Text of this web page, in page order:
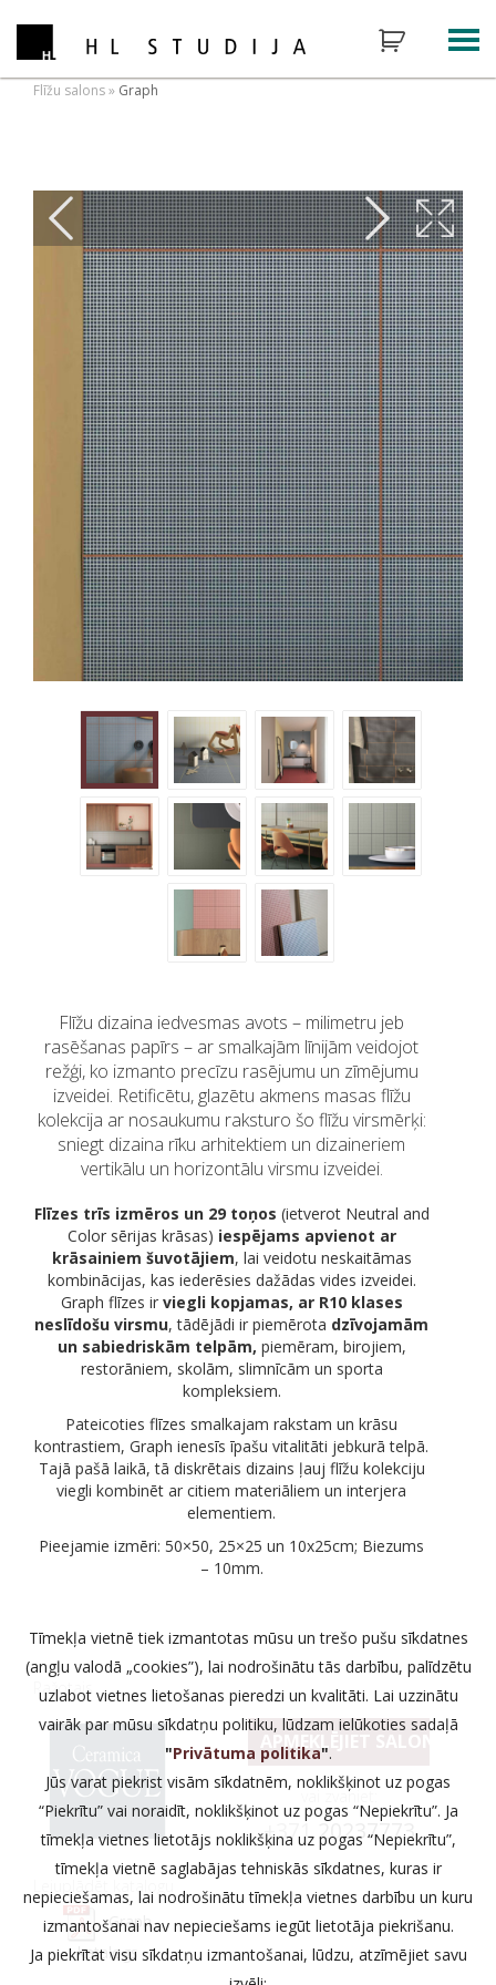
Flīžu salons» Graph
Flīžu dizaina iedvesmas avots – milimetru jeb
rasēšanas papīrs – ar smalkajām līnijām veidojot
režģi, ko izmanto precīzu rasējumu un zīmējumu
izveidei. Retificētu, glazētu akmens masas flīžu
kolekcija ar nosaukumu raksturo šo flīžu virsmērķi:
sniegt dizaina rīku arhitektiem un dizaineriem
vertikālu un horizontālu virsmu izveidei.
Flīzes trīs izmēros un 29 toņos (ietverot Neutral and
Color sērijas krāsas) iespējams apvienot ar
krāsainiem šuvotājiem, lai veidotu neskaitāmas
kombinācijas, kas iederēsies dažādas vides izveidei.
Graph flīzes ir viegli kopjamas, ar R10 klases
neslīdošu virsmu, tādējādi ir piemērota dzīvojamām
un sabiedriskām telpām, piemēram, birojiem,
restorāniem, skolām, slimnīcām un sporta
kompleksiem.
Pateicoties flīzes smalkajam rakstam un krāsu
kontrastiem, Graph ienesīs īpašu vitalitāti jebkurā telpā.
Tajā pašā laikā, tā diskrētais dizains ļauj flīžu kolekciju
viegli kombinēt ar citiem materiāliem un interjera
elementiem.
Pieejamie izmēri: 50×50, 25×25 un 10x25cm; Biezums
– 10mm.
Ražotajs
Lejuplādēt katalogu
Graph
katalogs
APMEKLĒJIET SALONU
vai zvaniet:
+37120237773
Tīmekļa vietnē tiek izmantotas mūsu un trešo pušu sīkdatnes
(angļu valodā „cookies”), lai nodrošinātu tās darbību, palīdzētu
uzlabot vietnes lietošanas pieredzi un kvalitāti. Lai uzzinātu
vairāk par mūsu sīkdatņu politiku, lūdzam ielūkoties sadaļā
"Privātuma politika".
Jūs varat piekrist visām sīkdatnēm, noklikšķinot uz pogas
“Piekrītu” vai noraidīt, noklikšķinot uz pogas “Nepiekrītu”. Ja
tīmekļa vietnes lietotājs noklikšķina uz pogas “Nepiekrītu”,
tīmekļa vietnē saglabājas tehniskās sīkdatnes, kuras ir
nepieciešamas, lai nodrošinātu tīmekļa vietnes darbību un kuru
izmantošanai nav nepieciešams iegūt lietotāja piekrišanu.
Ja piekrītat visu sīkdatņu izmantošanai, lūdzu, atzīmējiet savu